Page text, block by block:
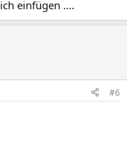
einfügen ....
#6